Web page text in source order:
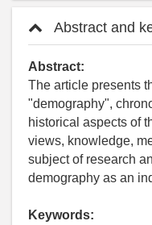
Abstract and
Abstract:
The article presents
"demography",
historical aspects of
views, knowledge,
subject of research
demography as an
Keywords: